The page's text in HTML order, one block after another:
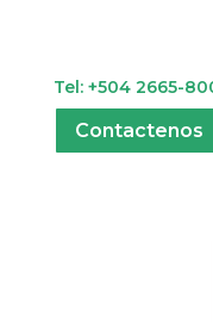
Tel: +504 2665-
Contactenos